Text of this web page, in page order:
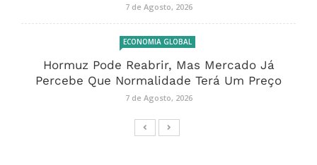
7 de Agosto, 2026
ECONOMIA GLOBAL
Hormuz Pode Reabrir, Mas Mercado Já
Percebe Que Normalidade Terá Um Preço
7 de Agosto, 2026